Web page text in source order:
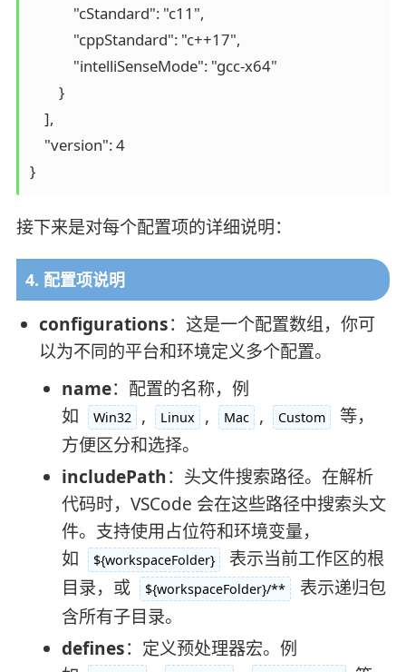
            "cStandard": "c11",
            "cppStandard": "c++17",
            "intelliSenseMode": "gcc-x64"
        }
    ],
    "version": 4
}
接下来是对每个配置项的详细说明：
4. 配置项说明
configurations：这是一个配置数组，你可
以为不同的平台和环境定义多个配置。
name：配置的名称，例
如
Win32 , Linux , Mac , Custom
等，
方便区分和选择。
includePath：头文件搜索路径。在解析
代码时，VSCode 会在这些路径中搜索头文
件。支持使用占位符和环境变量，
如
${workspaceFolder}
表示当前工作区的根
目录，或
${workspaceFolder}/**
表示递归包
含所有子目录。
defines：定义预处理器宏。例